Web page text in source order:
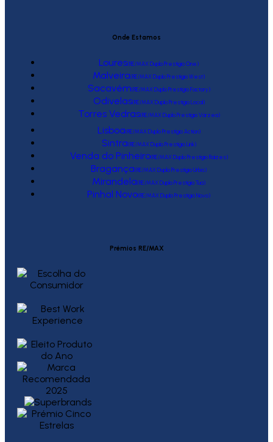
Onde Estamos
Loures(RE/MAX Duplo Prestígio One)
Malveira(RE/MAX Duplo Prestígio West)
Sacavém(RE/MAX Duplo Prestígio Factory)
Odivelas(RE/MAX Duplo Prestígio Local)
Torres Vedras(RE/MAX Duplo Prestígio Várzea)
Lisboa(RE/MAX Duplo Prestígio Action)
Sintra(RE/MAX Duplo Prestígio Link)
Venda do Pinheiro(RE/MAX Duplo Prestígio Raízes)
Bragança(RE/MAX Duplo Prestígio Urbis)
Mirandela(RE/MAX Duplo Prestígio Tua)
Pinhal Novo(RE/MAX Duplo Prestígio Novo)
Prémios RE/MAX